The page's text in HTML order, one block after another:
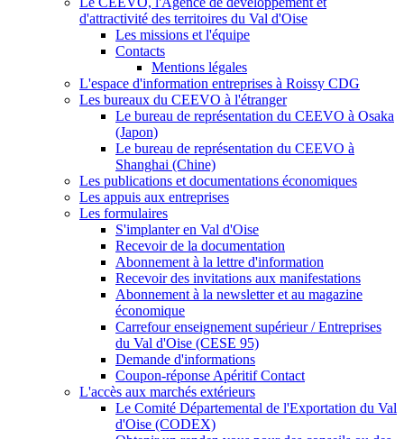
d'attractivité des territoires du Val d'Oise
Les missions et l'équipe
Contacts
Mentions légales
L'espace d'information entreprises à Roissy CDG
Les bureaux du CEEVO à l'étranger
Le bureau de représentation du CEEVO à Osaka
(Japon)
Le bureau de représentation du CEEVO à
Shanghai (Chine)
Les publications et documentations économiques
Les appuis aux entreprises
Les formulaires
S'implanter en Val d'Oise
Recevoir de la documentation
Abonnement à la lettre d'information
Recevoir des invitations aux manifestations
Abonnement à la newsletter et au magazine
économique
Carrefour enseignement supérieur / Entreprises
du Val d'Oise (CESE 95)
Demande d'informations
Coupon-réponse Apéritif Contact
L'accès aux marchés extérieurs
Le Comité Départemental de l'Exportation du Val
d'Oise (CODEX)